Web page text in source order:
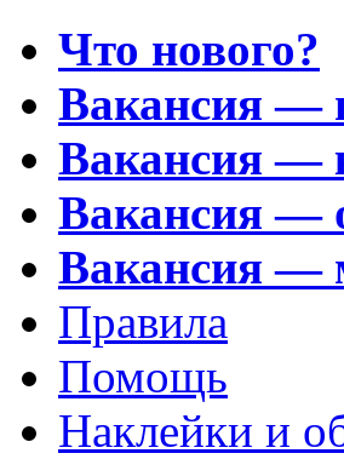
Что нового?
Вакансия —
Вакансия —
Вакансия —
Вакансия —
Правила
Помощь
Наклейки и